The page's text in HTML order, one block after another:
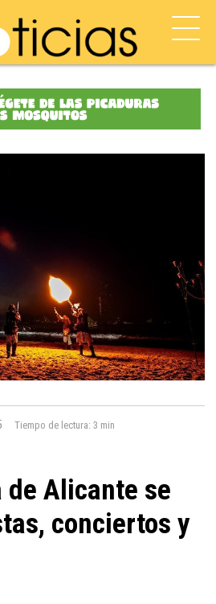
Tiempo de lectura: 3 min
de Alicante se
conciertos y